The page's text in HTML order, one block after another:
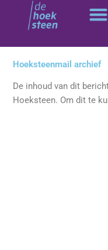
inhoud
Hoeksteenmail archief
De inhoud van dit
Hoeksteen. Om dit te